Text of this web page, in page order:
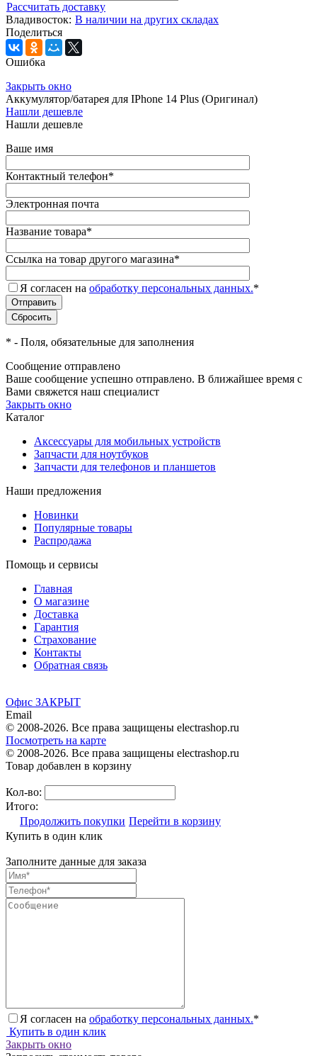
Рассчитать доставку
Владивосток: В наличии на других складах
Поделиться
Ошибка
Закрыть окно
Аккумулятор/батарея для IPhone 14 Plus (Оригинал)
Нашли дешевле
Нашли дешевле
Ваше имя
Контактный телефон*
Электронная почта
Название товара*
Ссылка на товар другого магазина*
Я согласен на обработку персональных данных.*
* - Поля, обязательные для заполнения
Сообщение отправлено
Ваше сообщение успешно отправлено. В ближайшее время с
Вами свяжется наш специалист
Закрыть окно
Каталог
Аксессуары для мобильных устройств
Запчасти для ноутбуков
Запчасти для телефонов и планшетов
Наши предложения
Новинки
Популярные товары
Распродажа
Помощь и сервисы
Главная
О магазине
Доставка
Гарантия
Страхование
Контакты
Обратная связь
Офис ЗАКРЫТ
Email
© 2008-2026. Все права защищены electrashop.ru
Посмотреть на карте
© 2008-2026. Все права защищены electrashop.ru
Товар добавлен в корзину
Кол-во:
Итого:
Продолжить покупки Перейти в корзину
Купить в один клик
Заполните данные для заказа
Я согласен на обработку персональных данных.*
Купить в один клик
Закрыть окно